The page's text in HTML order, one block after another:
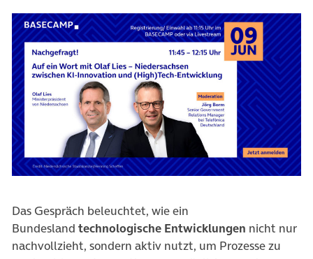
Das Gespräch beleuchtet, wie ein
Bundesland technologische Entwicklungen nicht nur
nachvollzieht, sondern aktiv nutzt, um Prozesse zu